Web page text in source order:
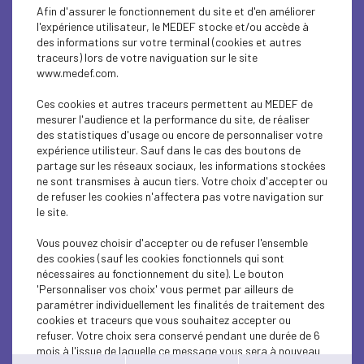
EDUCATION-TRAINING
SOCIAL
SOCIAL
SOCIAL
EDUCATION-TRAINING
EDUCATION-TRAINING
EDUCATION-TRAINING
ECONOMY
INTERNATIONAL - EUROPE
EDUCATION-TRAINING
EDUCATION-TRAINING
Afin d'assurer le fonctionnement du site et d'en améliorer
l'expérience utilisateur, le MEDEF stocke et/ou accède à
des informations sur votre terminal (cookies et autres
traceurs) lors de votre naviguation sur le site
www.medef.com.
Ces cookies et autres traceurs permettent au MEDEF de
mesurer l'audience et la performance du site, de réaliser
des statistiques d'usage ou encore de personnaliser votre
expérience utilisteur. Sauf dans le cas des boutons de
partage sur les réseaux sociaux, les informations stockées
ne sont transmises à aucun tiers. Votre choix d'accepter ou
de refuser les cookies n'affectera pas votre navigation sur
le site.
Vous pouvez choisir d'accepter ou de refuser l'ensemble
des cookies (sauf les cookies fonctionnels qui sont
nécessaires au fonctionnement du site). Le bouton
'Personnaliser vos choix' vous permet par ailleurs de
paramétrer individuellement les finalités de traitement des
cookies et traceurs que vous souhaitez accepter ou
refuser. Votre choix sera conservé pendant une durée de 6
mois à l'issue de laquelle ce message vous sera à nouveau